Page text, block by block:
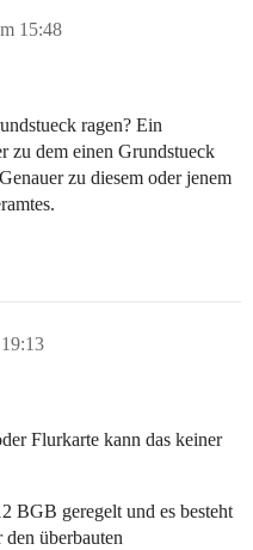
15:48
ragen? Ein
zu dem einen Grundstueck
zu diesem oder jenem
Flurkarte kann das keiner
BGB geregelt und es besteht
überbauten